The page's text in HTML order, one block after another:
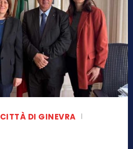
CITTÀ DI GINEVRA